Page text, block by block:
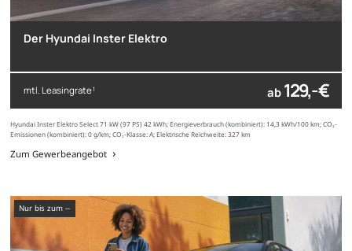
Der Hyundai Inster Elektro
mtl. Leasingrate1 ab 129,- €
Hyundai Inster Elektro Select 71 kW (97 PS) 42 kWh; Energieverbrauch (kombiniert): 14,3 kWh/100 km; CO₂-
Emissionen (kombiniert): 0 g/km; CO₂-Klasse: A; Elektrische Reichweite: 327 km
Zum Gewerbeangebot
nur bis zum --